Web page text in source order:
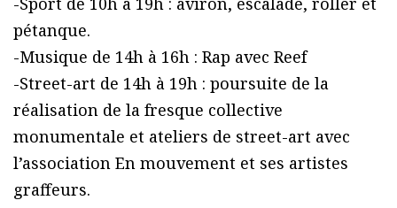
pétanque.
-Musique de 14h à 16h : Rap avec Reef
-Street-art de 14h à 19h : poursuite de la
réalisation de la fresque collective
monumentale et ateliers de street-art avec
l’association En mouvement et ses artistes
graffeurs.